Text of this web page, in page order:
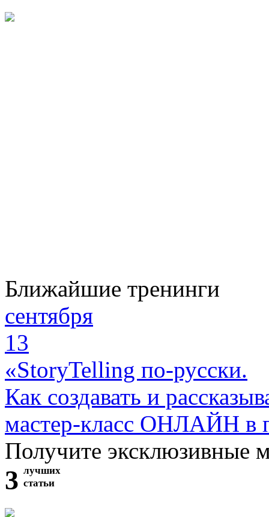
Ближайшие тренинги
сентября
13
«StoryTelling по-русски.
Как создавать и
мастер-класс ОНЛАЙН в
Получите эксклюзивные
3 лучших
статьи